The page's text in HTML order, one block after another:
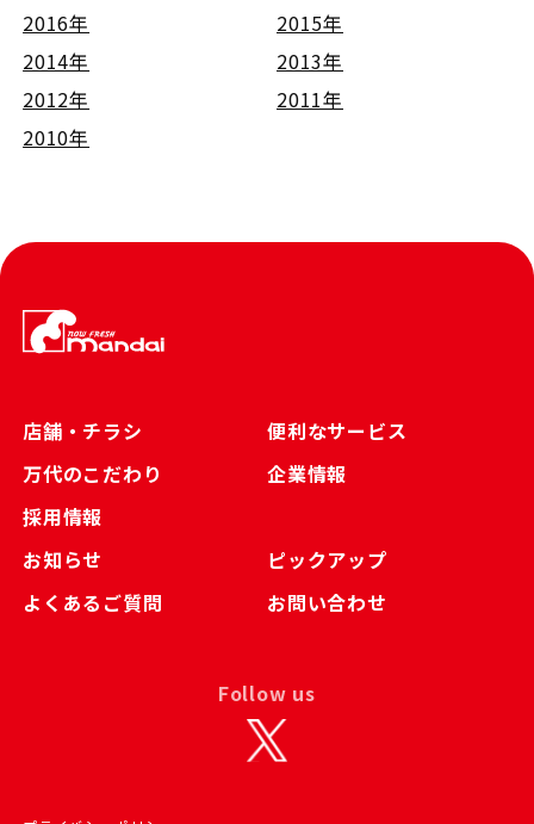
2016年
2015年
2014年
2013年
2012年
2011年
2010年
店舗・チラシ
便利なサービス
万代のこだわり
企業情報
採用情報
お知らせ
ピックアップ
よくあるご質問
お問い合わせ
Follow us